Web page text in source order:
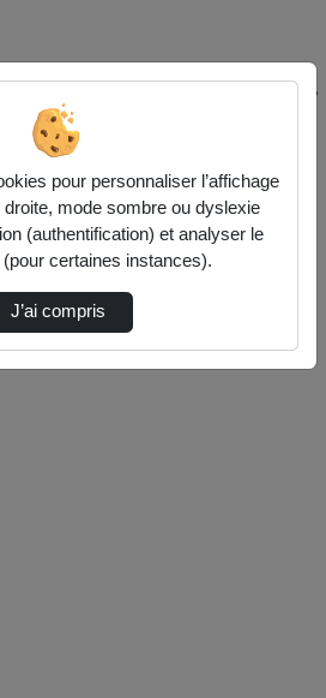
de l'université Paris
média sur Médiathèque de l'université
pour personnaliser l’affichage
mode sombre ou dyslexie
(authentification) et analyser le
certaines instances).
J’ai compris